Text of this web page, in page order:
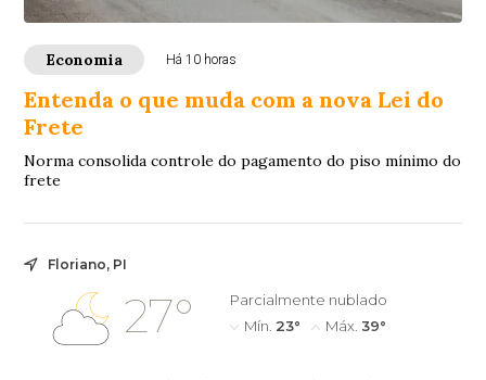
Economia Há 10 horas
Entenda o que muda com a nova Lei do
Frete
Norma consolida controle do pagamento do piso mínimo do
frete
Floriano, PI
27°
Parcialmente nublado
Mín. 23° Máx. 39°